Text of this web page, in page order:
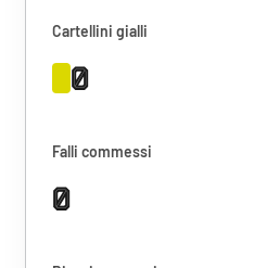
Cartellini gialli
0
Falli commessi
0